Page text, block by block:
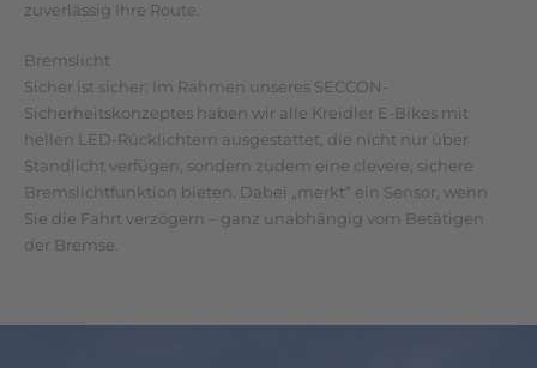
zuverlässig Ihre Route.
Bremslicht
Sicher ist sicher: Im Rahmen unseres SECCON-
Sicherheitskonzeptes haben wir alle Kreidler E-Bikes mit
hellen LED-Rücklichtern ausgestattet, die nicht nur über
Standlicht verfügen, sondern zudem eine clevere, sichere
Bremslichtfunktion bieten. Dabei „merkt“ ein Sensor, wenn
Sie die Fahrt verzögern – ganz unabhängig vom Betätigen
der Bremse.